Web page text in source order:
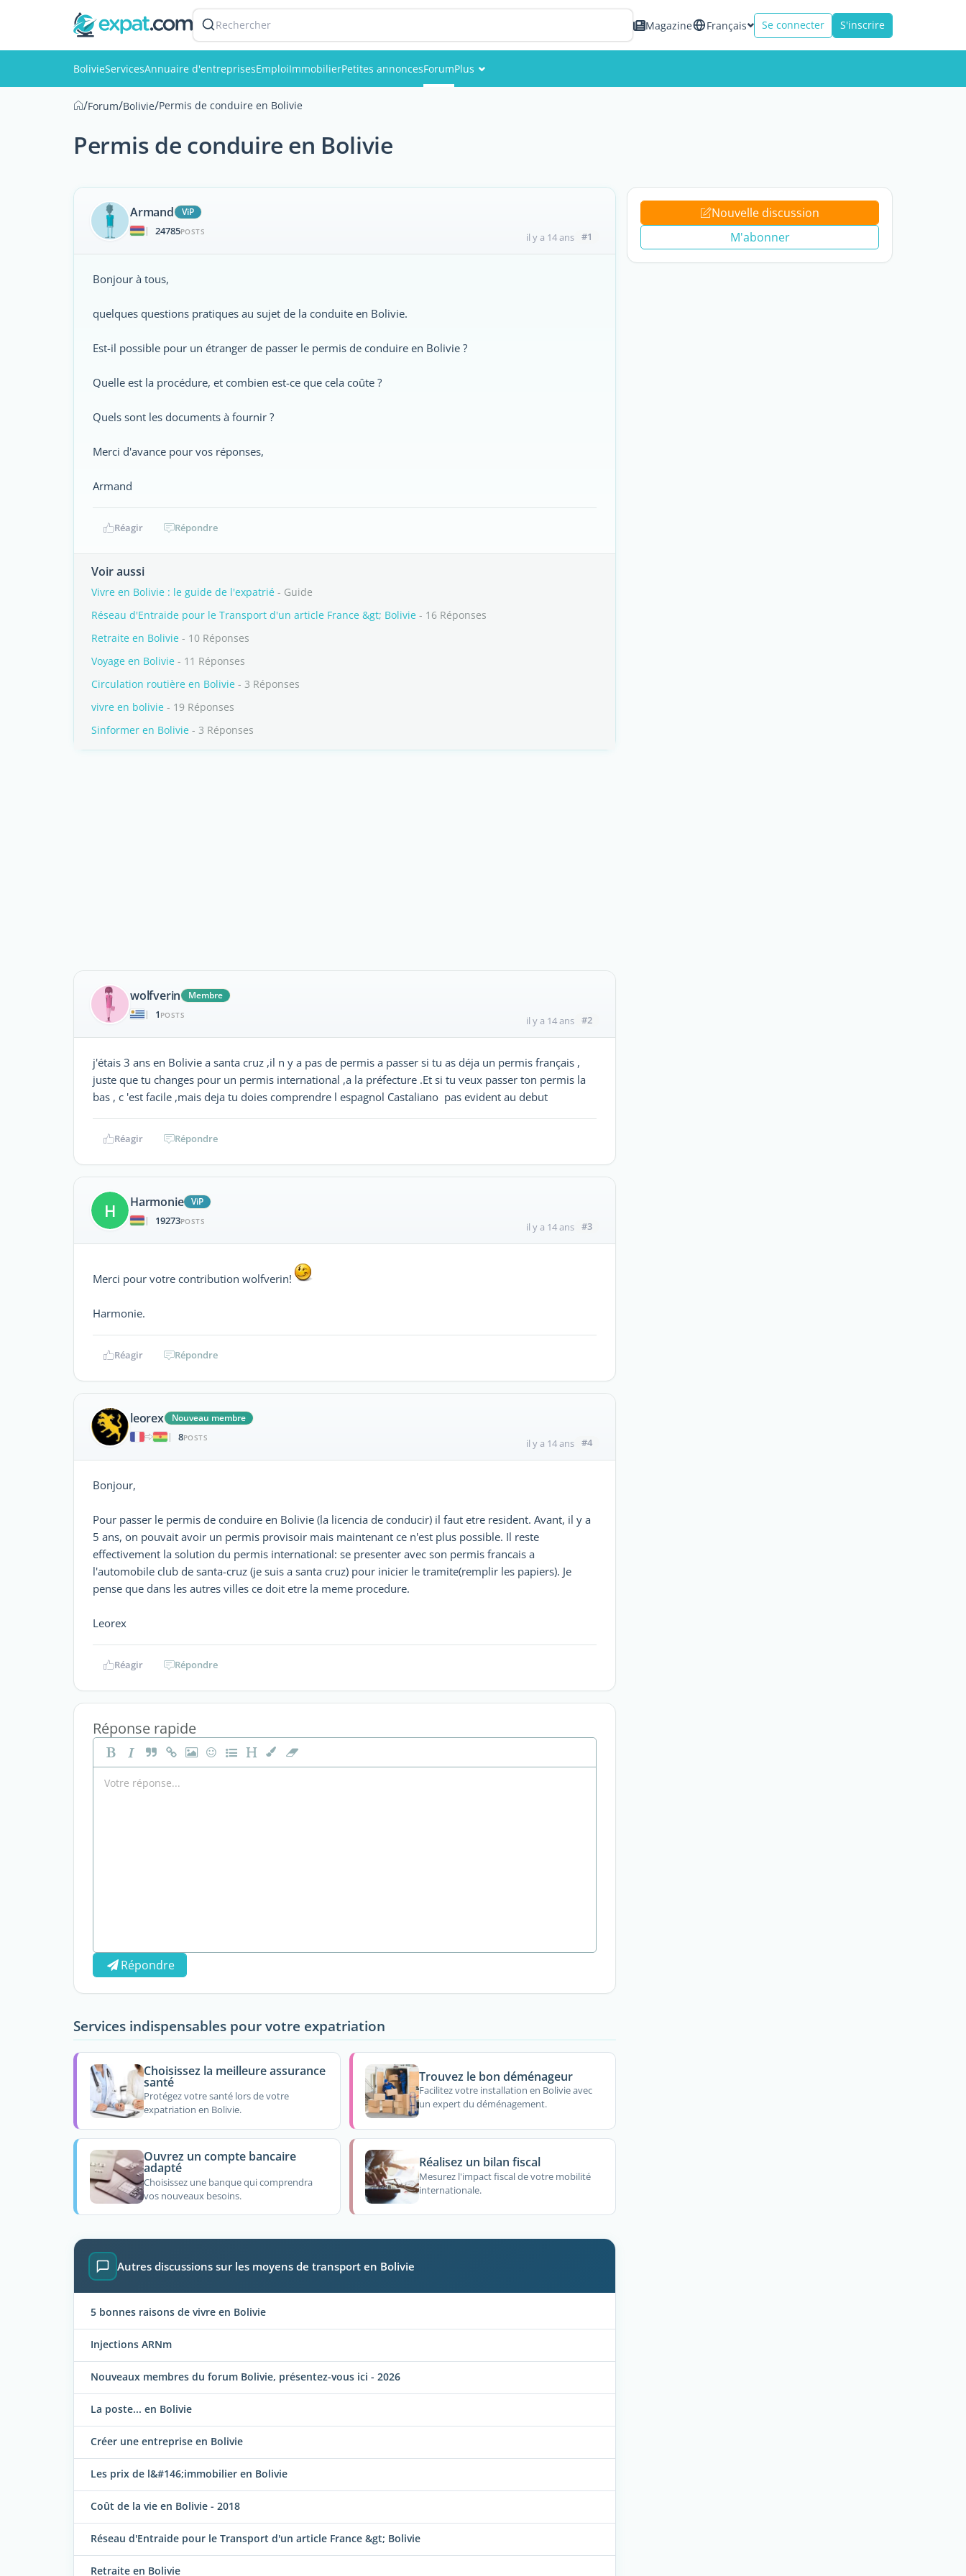
Rechercher Magazine Français Se connecter S'inscrire
BolivieServicesAnnuaire d'entreprisesEmploiImmobilierPetites annoncesForumPlus
/Forum/Bolivie/Permis de conduire en Bolivie
Permis de conduire en Bolivie
Armand
ViP
|
24785POSTS il y a 14 ans #1
Bonjour à tous,
quelques questions pratiques au sujet de la conduite en Bolivie.
Est-il possible pour un étranger de passer le permis de conduire en Bolivie ?
Quelle est la procédure, et combien est-ce que cela coûte ?
Quels sont les documents à fournir ?
Merci d'avance pour vos réponses,
Armand
Réagir Répondre
Voir aussi
Vivre en Bolivie : le guide de l'expatrié - Guide
Réseau d'Entraide pour le Transport d'un article France &gt; Bolivie - 16 Réponses
Retraite en Bolivie - 10 Réponses
Voyage en Bolivie - 11 Réponses
Circulation routière en Bolivie - 3 Réponses
vivre en bolivie - 19 Réponses
Sinformer en Bolivie - 3 Réponses
wolfverin
Membre
|
1 POSTS il y a 14 ans #2
j'étais 3 ans en Bolivie a santa cruz ,il n y a pas de permis a passer si tu as déja un permis français ,
juste que tu changes pour un permis international ,a la préfecture .Et si tu veux passer ton permis la
bas , c 'est facile ,mais deja tu doies comprendre l espagnol Castaliano pas evident au debut
Réagir Répondre
H Harmonie
ViP
|
19273POSTS il y a 14 ans #3
Merci pour votre contribution wolfverin!
Harmonie.
Réagir Répondre
leorex
Nouveau membre
|
8POSTS il y a 14 ans #4
Bonjour,
Pour passer le permis de conduire en Bolivie (la licencia de conducir) il faut etre resident. Avant, il y a
5 ans, on pouvait avoir un permis provisoir mais maintenant ce n'est plus possible. Il reste
effectivement la solution du permis international: se presenter avec son permis francais a
l'automobile club de santa-cruz (je suis a santa cruz) pour inicier le tramite(remplir les papiers). Je
pense que dans les autres villes ce doit etre la meme procedure.
Leorex
Réagir Répondre
Réponse rapide
Répondre
Services indispensables pour votre expatriation
Choisissez la meilleure assurance
santé
Protégez votre santé lors de votre
expatriation en Bolivie.
Trouvez le bon déménageur
Facilitez votre installation en Bolivie avec
un expert du déménagement.
Ouvrez un compte bancaire
adapté
Choisissez une banque qui comprendra
vos nouveaux besoins.
Réalisez un bilan fiscal
Mesurez l'impact fiscal de votre mobilité
internationale.
Autres discussions sur les moyens de transport en Bolivie
5 bonnes raisons de vivre en Bolivie
Injections ARNm
Nouveaux membres du forum Bolivie, présentez-vous ici - 2026
La poste... en Bolivie
Créer une entreprise en Bolivie
Les prix de l&#146;immobilier en Bolivie
Coût de la vie en Bolivie - 2018
Réseau d'Entraide pour le Transport d'un article France &gt; Bolivie
Retraite en Bolivie
Nouvelle discussion
M'abonner